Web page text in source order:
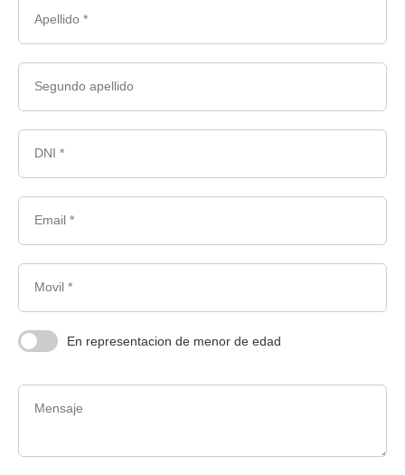
Apellido *
Segundo apellido
DNI *
Email *
Movil *
En representacion de menor de edad
Mensaje